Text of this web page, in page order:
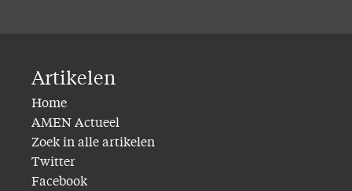
Artikelen
Home
AMEN Actueel
Zoek in alle artikelen
Twitter
Facebook